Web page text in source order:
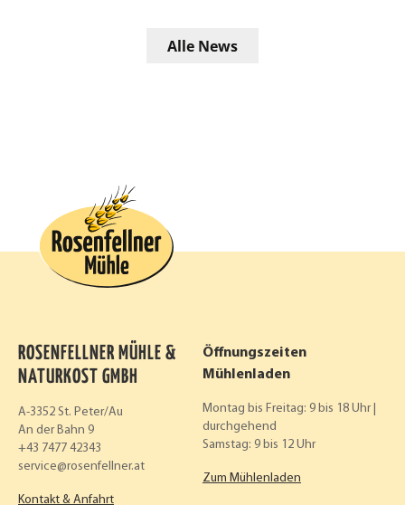
Alle News
ROSENFELLNER MÜHLE &
NATURKOST GMBH
A-3352 St. Peter/Au
An der Bahn 9
+43 7477 42343
service
rosenfellner.at
Kontakt & Anfahrt
Öffnungszeiten
Mühlenladen
Montag bis Freitag: 9 bis 18 Uhr |
durchgehend
Samstag: 9 bis 12 Uhr
Zum Mühlenladen